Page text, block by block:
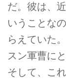
だ。彼は、
いうことな
らえていた
スン軍曹に
そして、こ